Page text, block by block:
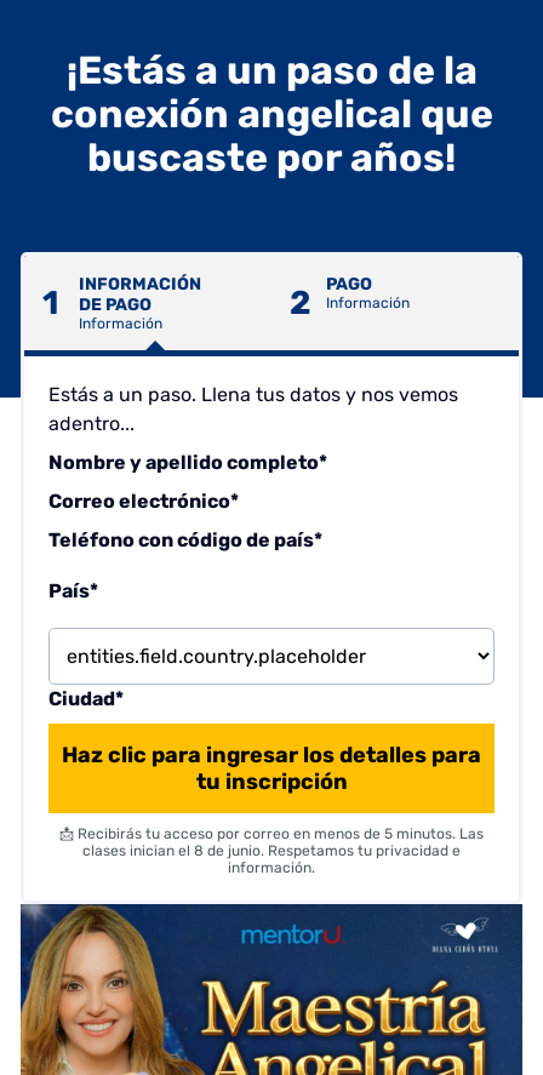
¡Estás a un paso de la
conexión angelical que
buscaste por años!
1
INFORMACIÓN
DE PAGO
Información
2 PAGO
Información
Estás a un paso. Llena tus datos y nos vemos
adentro...
Nombre y apellido completo*
Correo electrónico*
Teléfono con código de país*
País*
Ciudad*
Haz clic para ingresar los detalles para
tu inscripción
📩 Recibirás tu acceso por correo en menos de 5 minutos. Las
clases inician el 8 de junio. Respetamos tu privacidad e
información.